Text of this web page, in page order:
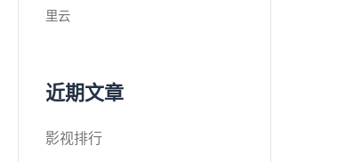
里云
近期文章
影视排行